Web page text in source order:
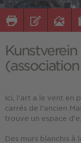
Ici, l'art a le vent en
carrés de l'ancien
trouve un espace
Des murs blanchis à